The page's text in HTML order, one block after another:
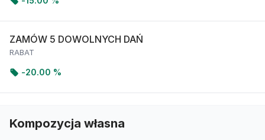
ZAMÓW 5 DOWOLNYCH DAŃ
RABAT
-20.00 %
Kompozycja własna